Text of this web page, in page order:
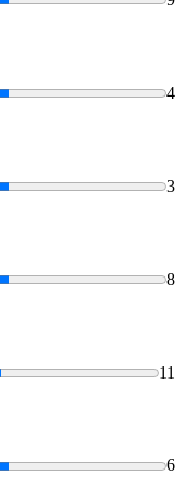
4
3
8
11
6